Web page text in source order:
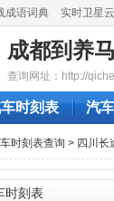
成语词典 实时卫星
成都到养
查询网址：http://
时刻表 汽
时刻表查询 > 四川长
时刻表